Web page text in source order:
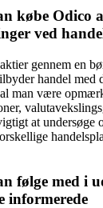
købe Odico
ved
gennem en
handel med
man være
at undersøge
følge med i
informerede